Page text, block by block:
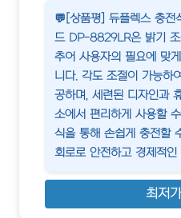
💬[상품평] 듀플렉스 충
드 DP-8829LR은 밝기
추어 사용자의 필요에 맞
니다. 각도 조절이 가능하
공하며, 세련된 디자인과
소에서 편리하게 사용할
식을 통해 손쉽게 충전할
회로로 안전하고 경제적
최저